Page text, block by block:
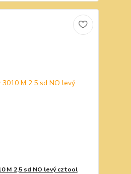
M 2,5 sd NO levý cztool